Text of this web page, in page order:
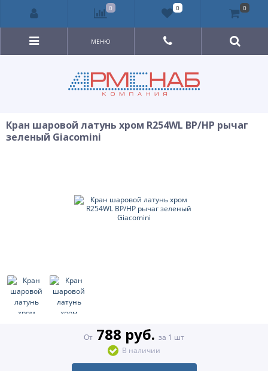
МЕНЮ
Кран шаровой латунь хром R254WL ВР/НР рычаг
зеленый Giacomini
От 788 руб. за 1 шт
В наличии
0 0 0